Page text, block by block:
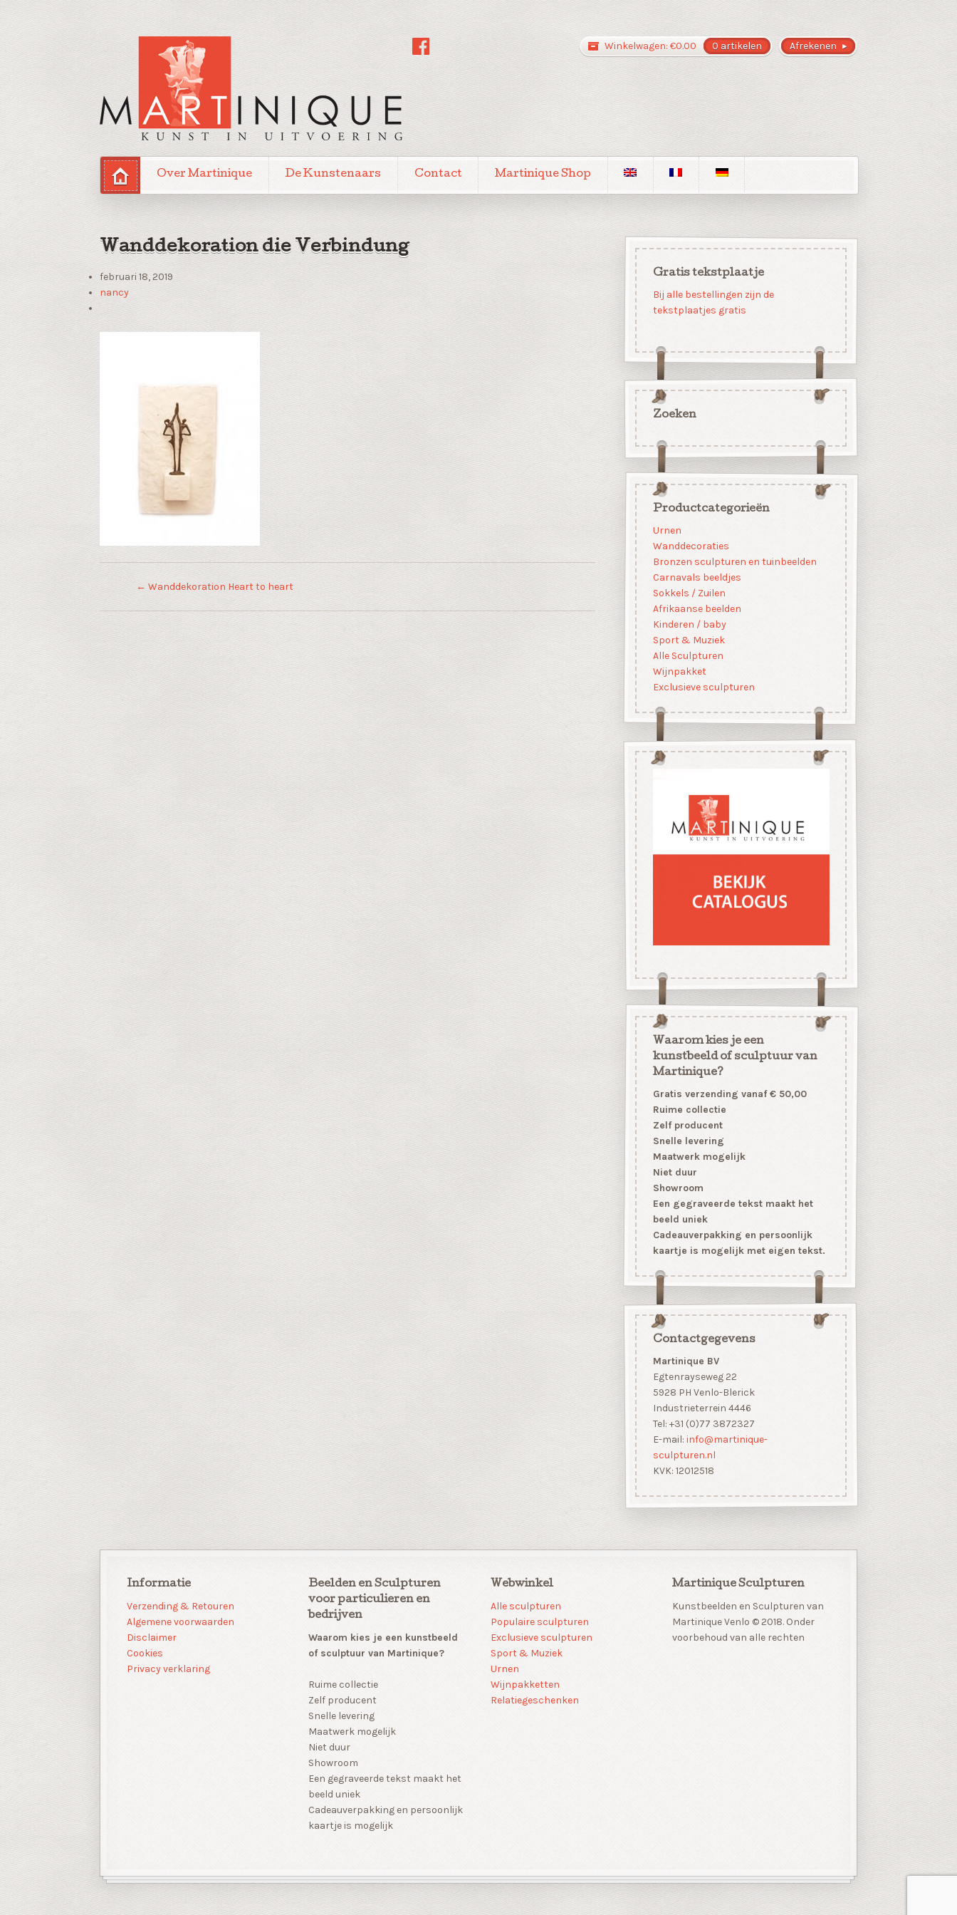
Afrekenen
Winkelwagen: €0.00 0 artikelen
Over Martinique De Kunstenaars Contact Martinique Shop
Wanddekoration die Verbindung
februari 18, 2019
nancy
← Wanddekoration Heart to heart
Gratis tekstplaatje
Bij alle bestellingen zijn de
tekstplaatjes gratis
Zoeken
Productcategorieën
Urnen
Wanddecoraties
Bronzen sculpturen en tuinbeelden
Carnavals beeldjes
Sokkels / Zuilen
Afrikaanse beelden
Kinderen / baby
Sport & Muziek
Alle Sculpturen
Wijnpakket
Exclusieve sculpturen
Waarom kies je een
kunstbeeld of sculptuur van
Martinique?
Gratis verzending vanaf € 50,00
Ruime collectie
Zelf producent
Snelle levering
Maatwerk mogelijk
Niet duur
Showroom
Een gegraveerde tekst maakt het
beeld uniek
Cadeauverpakking en persoonlijk
kaartje is mogelijk met eigen tekst.
Contactgegevens
Martinique BV
Egtenrayseweg 22
5928 PH Venlo-Blerick
Industrieterrein 4446
Tel: +31 (0)77 3872327
E-mail: info@martinique-
sculpturen.nl
KVK: 12012518
Informatie
Verzending & Retouren
Algemene voorwaarden
Disclaimer
Cookies
Privacy verklaring
Beelden en Sculpturen
voor particulieren en
bedrijven
Waarom kies je een kunstbeeld
of sculptuur van Martinique?
Ruime collectie
Zelf producent
Snelle levering
Maatwerk mogelijk
Niet duur
Showroom
Een gegraveerde tekst maakt het
beeld uniek
Cadeauverpakking en persoonlijk
kaartje is mogelijk
Webwinkel
Alle sculpturen
Populaire sculpturen
Exclusieve sculpturen
Sport & Muziek
Urnen
Wijnpakketten
Relatiegeschenken
Martinique Sculpturen
Kunstbeelden en Sculpturen van
Martinique Venlo © 2018. Onder
voorbehoud van alle rechten